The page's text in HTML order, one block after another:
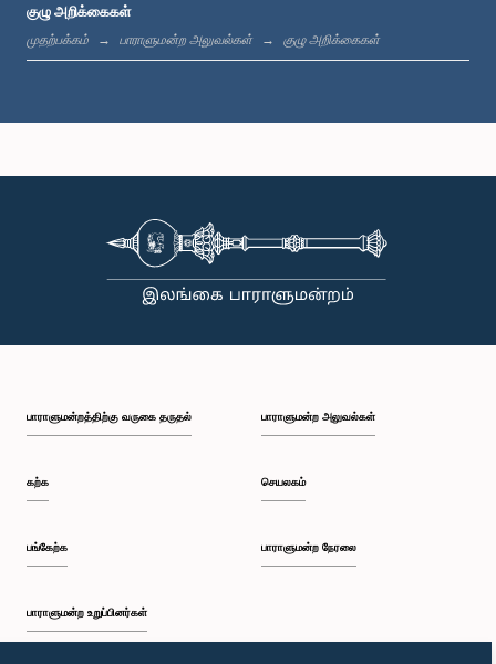
கௌரவ (டாக்டர் திருமதி) சுதர்ஷினி பர்னாந்துபுள்ளே, பா.உ.
குழு அறிக்கைகள்
முதற்பக்கம் பாராளுமன்ற அலுவல்கள் குழு அறிக்கைகள்
பாராளுமன்றத்திற்கு வருகை தருதல்
கற்க
பங்கேற்க
பாராளுமன்ற உறுப்பினர்கள்
பாராளுமன்ற அலுவல்கள்
செயலகம்
பாராளுமன்ற நேரலை